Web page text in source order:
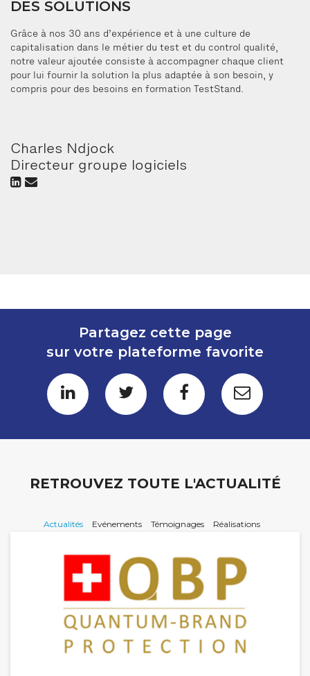
DES SOLUTIONS
Grâce à nos 30 ans d’expérience et à une culture de
capitalisation dans le métier du test et du control qualité,
notre valeur ajoutée consiste à accompagner chaque client
pour lui fournir la solution la plus adaptée à son besoin, y
compris pour des besoins en formation TestStand.
Charles Ndjock
Directeur groupe logiciels
Partagez cette page
sur votre plateforme favorite
RETROUVEZ TOUTE L'ACTUALITÉ
Actualités Evénements Témoignages Réalisations